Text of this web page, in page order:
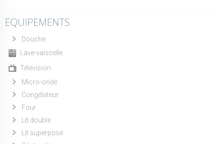
EQUIPEMENTS
Douche
Lave-vaisselle
Télévision
Micro-onde
Congélateur
Four
Lit double
Lit superposé